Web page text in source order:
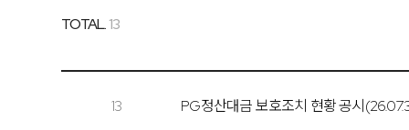
TOTAL.13
13 PG정산대금 보호조치 현황 공시